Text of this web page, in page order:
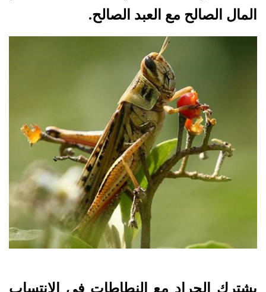
المال الصالح مع العبد الصالح.
يشترك الجراد مع النطاطات في الانتساب